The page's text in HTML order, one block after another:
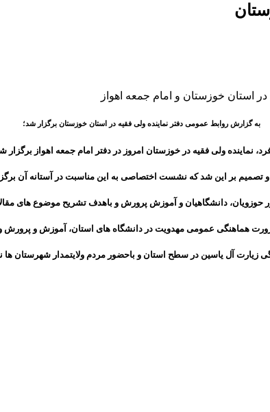
به گزارش روابط عمومی دفتر نماینده ولی فقیه در استان خوزستان برگزار شد؛
ولی فقیه در خوزستان امروز در دفتر امام جمعه اهواز برگزار
بر این شد که نشست اختصاصی به این مناسبت در آستانه آن
حوزویان، دانشگاهیان و آموزش پرورش و باهدف تشریح موضوع های
هماهنگی عمومی مهدویت در دانشگاه های استان، آموزش و پرورش و
زیارت آل یاسین در سطح استان و باحضور مردم ولایتمدار شهرستان ها